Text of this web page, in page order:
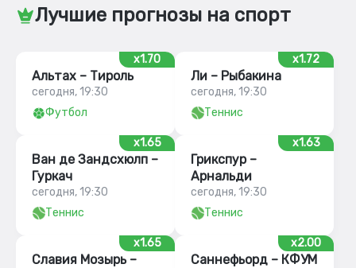
Лучшие прогнозы на спорт
x1.70
Альтах – Тироль
сегодня, 19:30
Футбол
x1.72
Ли – Рыбакина
сегодня, 19:30
Теннис
x1.65
Ван де Зандсхюлп –
Гуркач
сегодня, 19:30
Теннис
x1.63
Грикспур –
Арнальди
сегодня, 19:30
Теннис
x1.65
Славия Мозырь –
x2.00
Саннефьорд – КФУМ